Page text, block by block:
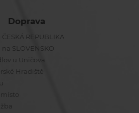
Doprava
REPUBLIKA
SLOVENSKO
u Uničova
Hradiště